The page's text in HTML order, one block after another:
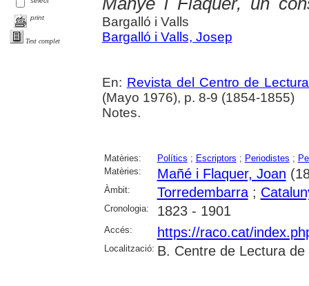
print
Text complet
Bargalló i Valls
Bargalló i Valls, Josep
En: Revista del Centro de
(Mayo 1976), p. 8-9 (1854-1855)
Notes.
Matèries: Polítics ; Escriptors ; Periodistes ;
Matèries:
Mañé i Flaquer, Joan
Àmbit: Torredembarra;
Cronologia: 1823 - 1901
Accés: https://raco.cat/
Localització: B. Centre de Lectura de